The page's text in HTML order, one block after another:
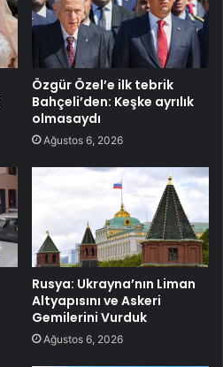
Özgür Özel’e ilk tebrik
Bahçeli’den: Keşke ayrılık
olmasaydı
Ağustos 6, 2026
Rusya: Ukrayna’nın Liman
Altyapısını ve Askeri
Gemilerini Vurduk
Ağustos 6, 2026